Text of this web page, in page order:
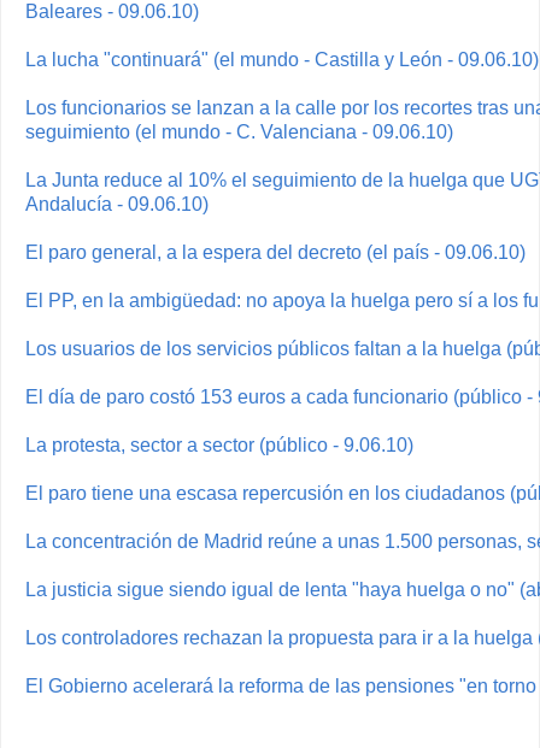
Baleares - 09.06.10)
La lucha "continuará" (el mundo - Castilla y León - 09.06.10)
Los funcionarios se lanzan a la calle por los recortes tras
seguimiento (el mundo - C. Valenciana - 09.06.10)
La Junta reduce al 10% el seguimiento de la huelga que
Andalucía - 09.06.10)
El paro general, a la espera del decreto (el país - 09.06.10)
El PP, en la ambigüedad: no apoya la huelga pero sí a los
Los usuarios de los servicios públicos faltan a la huelga
El día de paro costó 153 euros a cada funcionario (público -
La protesta, sector a sector (público - 9.06.10)
El paro tiene una escasa repercusión en los ciudadanos
La concentración de Madrid reúne a unas 1.500 personas,
La justicia sigue siendo igual de lenta "haya huelga o no"
Los controladores rechazan la propuesta para ir a la
El Gobierno acelerará la reforma de las pensiones "en